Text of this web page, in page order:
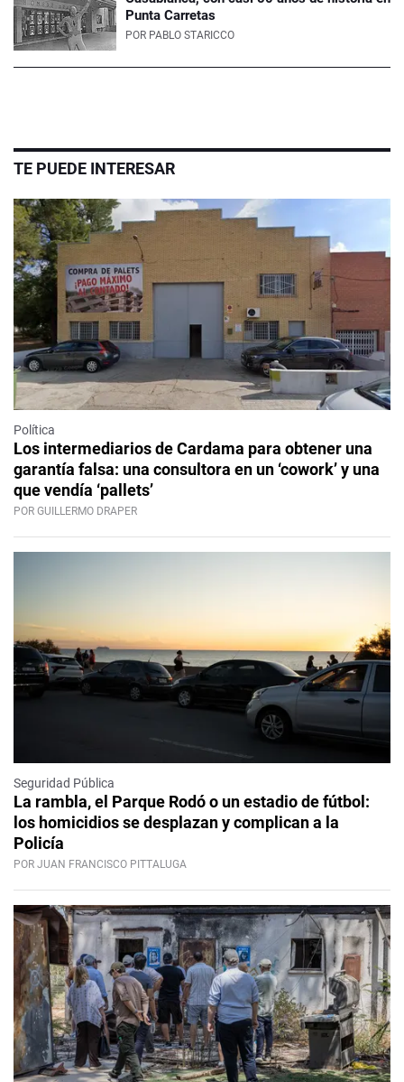
Punta Carretas
POR PABLO STARICCO
TE PUEDE INTERESAR
Política
Los intermediarios de Cardama para obtener una
garantía falsa: una consultora en un ‘cowork’ y una
que vendía ‘pallets’
POR GUILLERMO DRAPER
Seguridad Pública
La rambla, el Parque Rodó o un estadio de fútbol:
los homicidios se desplazan y complican a la
Policía
POR JUAN FRANCISCO PITTALUGA